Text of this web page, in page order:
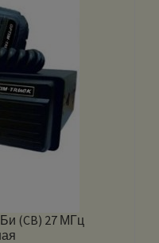
(CB) 27 МГц